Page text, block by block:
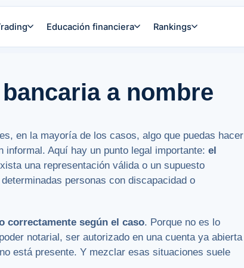
Educación financiera Rankings
a nombre
en la mayoría de los casos, algo que puedas hacer
Aquí hay un punto legal importante: el
una representación válida o un supuesto
personas con discapacidad o
correctamente según el caso. Porque no es lo
notarial, ser autorizado en una cuenta ya abierta
está presente. Y mezclar esas situaciones suele